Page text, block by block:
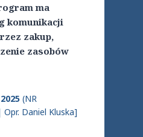
ma
komunikacji
zakup,
zasobów
(NR
Daniel Kluska]